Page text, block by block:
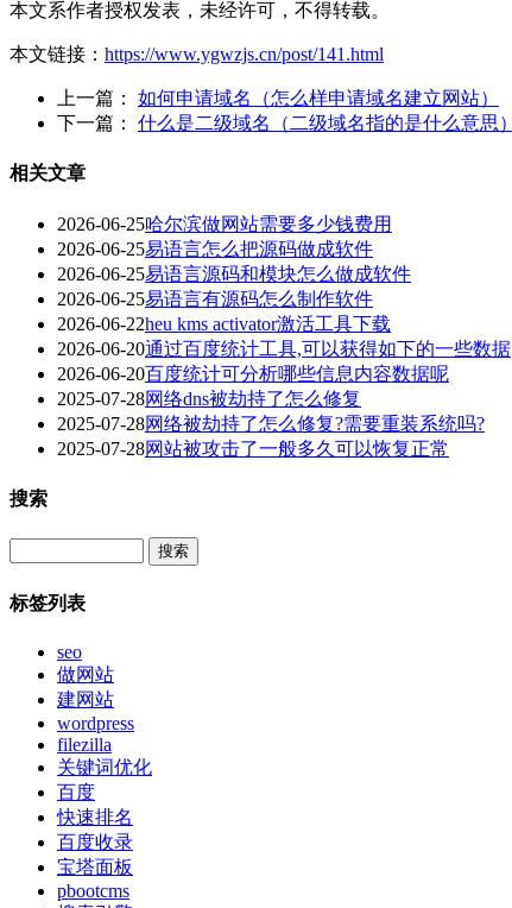
本文系作者授权发表，未经许可，不得转载。
本文链接： https://www.ygwzjs.cn/post/141.html
上一篇： 如何申请域名（怎么样申请域名建立网站）
下一篇： 什么是二级域名（二级域名指的是什么意思）
相关文章
2026-06-25哈尔滨做网站需要多少钱费用
2026-06-25易语言怎么把源码做成软件
2026-06-25易语言源码和模块怎么做成软件
2026-06-25易语言有源码怎么制作软件
2026-06-22heu kms activator激活工具下载
2026-06-20通过百度统计工具,可以获得如下的一些数据
2026-06-20百度统计可分析哪些信息内容数据呢
2025-07-28网络dns被劫持了怎么修复
2025-07-28网络被劫持了怎么修复?需要重装系统吗?
2025-07-28网站被攻击了一般多久可以恢复正常
搜索
标签列表
seo
做网站
建网站
wordpress
filezilla
关键词优化
百度
快速排名
百度收录
宝塔面板
pbootcms